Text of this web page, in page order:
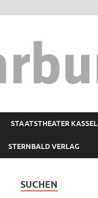
STAATSTHEATER KASSEL
STERNBALD VERLAG
SUCHEN